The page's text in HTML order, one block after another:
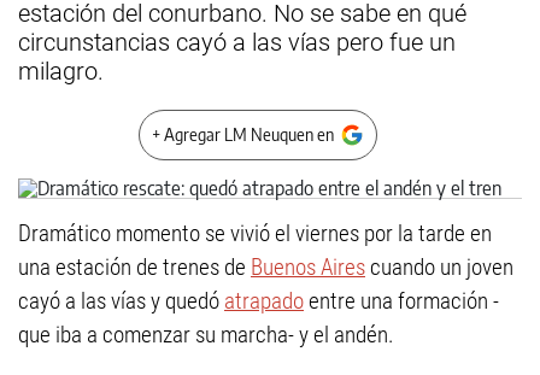
estación del conurbano. No se sabe en qué
circunstancias cayó a las vías pero fue un
milagro.
+ Agregar LM Neuquen en
Dramático momento se vivió el viernes por la tarde en
una estación de trenes de Buenos Aires cuando un joven
cayó a las vías y quedó atrapadoentre una formación -
que iba a comenzar su marcha- y el andén.